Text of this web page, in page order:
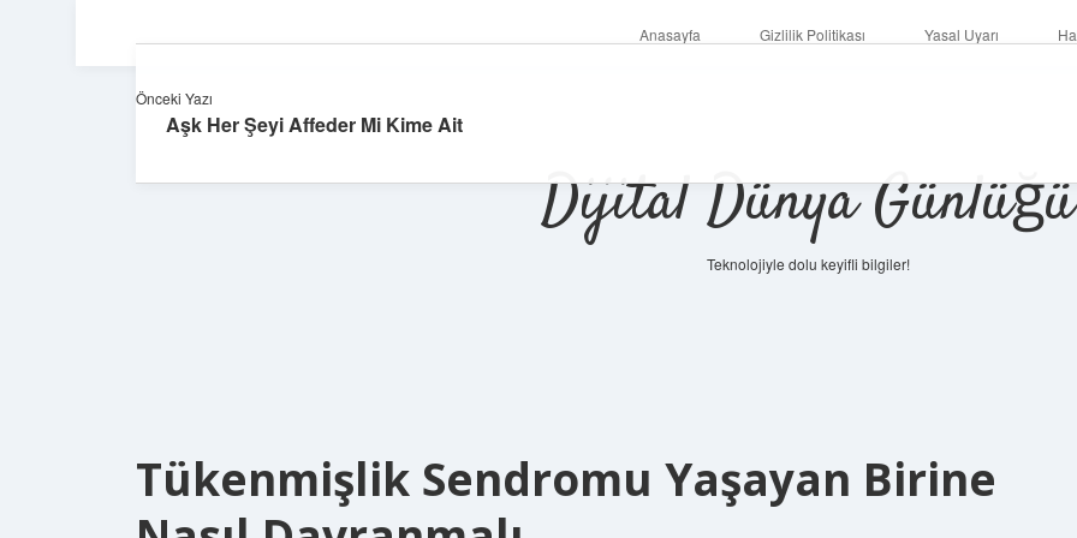
Anasayfa Gizlilik Politikası Yasal Uyarı
Dijital Dünya Günlüğü
Teknolojiyle dolu keyifli bilgiler!
Tükenmişlik Sendromu Yaşayan Birine
Önceki Yazı
Aşk Her Şeyi Affeder Mi Kime Ait